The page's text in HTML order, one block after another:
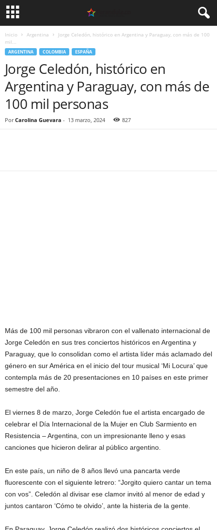
Inicio Argentina
Jorge Celedón, histórico en Argentina y Paraguay, con más de 100
mil...
ARGENTINA COLOMBIA ESPAÑA
Jorge Celedón, histórico en
Argentina y Paraguay, con más de
100 mil personas
Por Carolina Guevara - 13 marzo, 2024 827
Más de 100 mil personas vibraron con el vallenato internacional de
Jorge Celedón en sus tres conciertos históricos en Argentina y
Paraguay, que lo consolidan como el artista líder más aclamado del
género en sur América en el inicio del tour musical ‘Mi Locura’ que
contempla más de 20 presentaciones en 10 países en este primer
semestre del año.
El viernes 8 de marzo, Jorge Celedón fue el artista encargado de
celebrar el Día Internacional de la Mujer en Club Sarmiento en
Resistencia – Argentina, con un impresionante lleno y esas
canciones que hicieron delirar al público argentino.
En este país, un niño de 8 años llevó una pancarta verde
fluorescente con el siguiente letrero: “Jorgito quiero cantar un tema
con vos”. Celedón al divisar ese clamor invitó al menor de edad y
juntos cantaron ‘Cómo te olvido’, ante la histeria de la gente.